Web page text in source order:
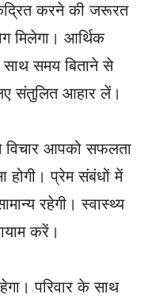
करने की जरूरत
मिलेगा। आर्थिक
साथ समय बिताने से
संतुलित आहार लें।
आपको सफलता
होगी। प्रेम संबंधों में
रहेगी। स्वास्थ्य
करें।
परिवार के साथ